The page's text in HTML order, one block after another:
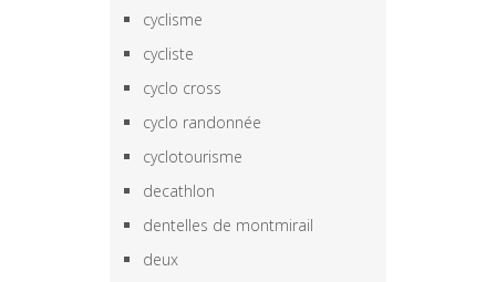
cyclisme
cycliste
cyclo cross
cyclo randonnée
cyclotourisme
decathlon
dentelles de montmirail
deux